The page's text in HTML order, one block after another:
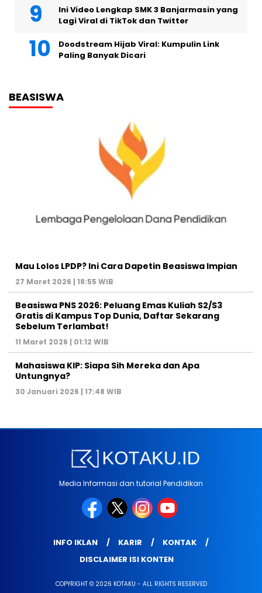
Ini Video Lengkap SMK 3 Banjarmasin yang
Lagi Viral di TikTok dan Twitter
Doodstream Hijab Viral: Kumpulin Link
Paling Banyak Dicari
BEASISWA
Mau Lolos LPDP? Ini Cara Dapetin Beasiswa Impian
27 Maret 2026 | 18:55 WIB
Beasiswa PNS 2026: Peluang Emas Kuliah S2/S3
Gratis di Kampus Top Dunia, Daftar Sekarang
Sebelum Terlambat!
11 Maret 2026 | 01:12 WIB
Mahasiswa KIP: Siapa Sih Mereka dan Apa
Untungnya?
30 Januari 2026 | 17:48 WIB
Media Informasi dan tutorial Pendidikan
INFO IKLAN KARIR
KONTAK
DISCLAIMER ISI KONTEN
COPYRIGHT © 2026 KOTAKU - ALL RIGHTS RESERVED